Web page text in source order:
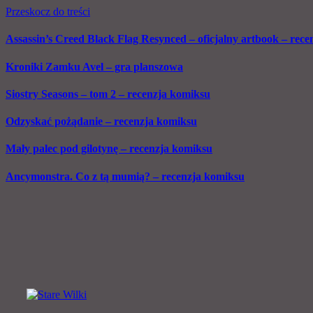
Przeskocz do treści
Assassin’s Creed Black Flag Resynced – oficjalny artbook –
Kroniki Zamku Avel – gra planszowa
Siostry Seasons – tom 2 – recenzja komiksu
Odzyskać pożądanie – recenzja komiksu
Mały palec pod gilotynę – recenzja komiksu
Ancymonstra. Co z tą mumią? – recenzja komiksu